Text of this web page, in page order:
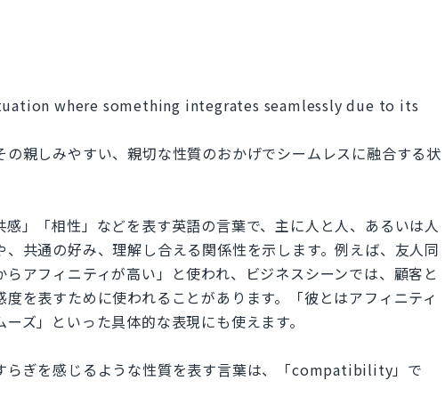
where something integrates seamlessly due to its
の親しみやすい、親切な性質のおかげでシームレスに融合する状
」「相性」などを表す英語の言葉で、主に人と人、あるいは人
共通の好み、理解し合える関係性を示します。例えば、友人同
アフィニティが高い」と使われ、ビジネスシーンでは、顧客と
を表すために使われることがあります。「彼とはアフィニティ
ズ」といった具体的な表現にも使えます。
らぎを感じるような性質を表す言葉は、「compatibility」で